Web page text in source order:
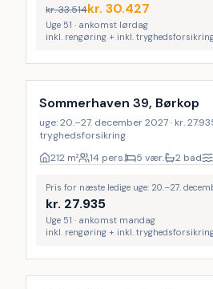
kr.33.514kr. 30.427
Uge 51 · ankomst lørdag
inkl. rengøring + inkl.
Inkl. rengøring
Sommerhaven 39, Børkop
uge: 20.–27. december 2027 · kr.
tryghedsforsikring
212 m² 14 pers. 5 vær. 2 bad
Pris for næste ledige uge: 20.–27.
kr. 27.935
Uge 51 · ankomst mandag
inkl. rengøring + inkl.
Inkl. rengøring